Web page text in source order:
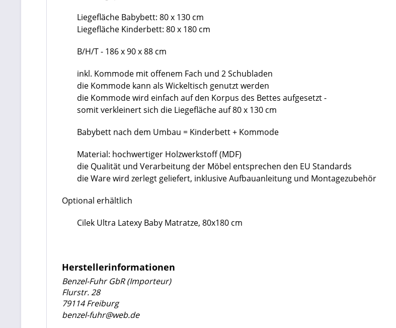
Liegefläche Babybett: 80 x 130 cm
Liegefläche Kinderbett: 80 x 180 cm
B/H/T - 186 x 90 x 88 cm
inkl. Kommode mit offenem Fach und 2 Schubladen
die Kommode kann als Wickeltisch genutzt werden
die Kommode wird einfach auf den Korpus des Bettes aufgesetzt -
somit verkleinert sich die Liegefläche auf 80 x 130 cm
Babybett nach dem Umbau = Kinderbett + Kommode
Material: hochwertiger Holzwerkstoff (MDF)
die Qualität und Verarbeitung der Möbel entsprechen den EU Standards
die Ware wird zerlegt geliefert, inklusive Aufbauanleitung und Montagezubehör
Optional erhältlich
Cilek Ultra Latexy Baby Matratze, 80x180 cm
Herstellerinformationen
Benzel-Fuhr GbR (Importeur)
Flurstr. 28
79114 Freiburg
benzel-fuhr@web.de